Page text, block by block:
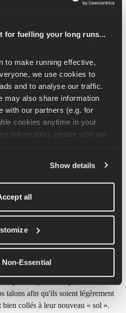
for fuelling your long runs...
to make running effective,
we use cookies to
and to analyse our traffic.
may also share information
with our partners (e.g. for
cookies anytime in your
Show details
all
Non-Essential
ce qui correspond
position stable. L'endroit où vos
une bonne position pour
que nos pieds soient légèrement
hanches, avec les orteils
les genoux en abaissant vos
vous développerez
amplitude de mouvement, ce qui
plus profondément.
à garder les pieds à plat sur
80 % de votre poids sur vos talons.
garder les pieds à plat sur le sol ou
talons afin qu'ils soient légèrement
bien collés à leur nouveau « sol ».